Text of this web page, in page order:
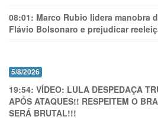
08:01: Marco Rubio lidera manobra
Flávio Bolsonaro e prejudicar
5/8/2026
19:54: VÍDEO: LULA DESPEDAÇA
APÓS ATAQUES!! RESPEITEM O
SERÁ BRUTAL!!!